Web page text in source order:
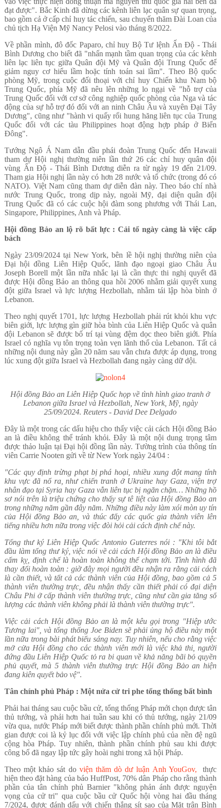
đạt được". Bắc Kinh đã dừng các kênh liên lạc quân sự quan trọng,
bao gồm cả ở cấp chỉ huy tác chiến, sau chuyến thăm Đài Loan của
chủ tịch Hạ Viện Mỹ Nancy Pelosi vào tháng 8/2022.
Về phần mình, đô đốc Paparo, chỉ huy Bộ Tư lệnh Ấn Độ - Thái
Bình Dương cho biết đã "nhấn mạnh tầm quan trọng của các kênh
liên lạc liên tục giữa Quân đội Mỹ và Quân đội Trung Quốc để
giảm nguy cơ hiểu lầm hoặc tính toán sai lầm". Theo Bộ quốc
phòng Mỹ, trong cuộc đối thoại với chỉ huy Chiến khu Nam bộ
Trung Quốc, phía Mỹ đã nêu lên những lo ngại về "hỗ trợ của
Trung Quốc đối với cơ sở công nghiệp quốc phòng của Nga và tác
động của sự hỗ trợ đó đối với an ninh Châu Âu và xuyên Đại Tây
Dương", cũng như "hành vi quấy rối hung hăng liên tục của Trung
Quốc đối với các tàu Philippines hoạt động hợp pháp ở Biển
Đông".
Tướng Ngô Á Nam dẫn đầu phái đoàn Trung Quốc đến Hawaii
tham dự Hội nghị thường niên lần thứ 26 các chỉ huy quân đội
vùng Ấn Độ - Thái Bình Dương diễn ra từ ngày 19 đến 21/09.
Tham gia Hội nghị lần này có hơn 28 nước và tổ chức (trong đó có
NATO). Việt Nam cũng tham dự diễn đàn này. Theo báo chí nhà
nước Trung Quốc, trong dịp này, ngoài Mỹ, đại diện quân đội
Trung Quốc đã có các cuộc hội đàm song phương với Thái Lan,
Singapore, Philippines, Anh và Pháp.
Hội đồng Bảo an lộ rõ bất lực : Cải tổ ngày càng là việc cấp
bách
Ngày 23/09/2024 tại New York, bên lề hội nghị thường niên của
Đại hội đồng Liên Hiệp Quốc, lãnh đạo ngoại giao Châu Âu
Joseph Borell một lần nữa nhắc lại là cần thực thi nghị quyết đã
được Hội đồng Bảo an thông qua hồi 2006 nhằm giải quyết xung
đột giữa Israel và lực lượng Hezbollah, nhằm tái lập hòa bình ở
Lebanon.
Theo nghị quyết 1701, lực lượng Hezbollah phải rút khỏi khu vực
biên giới lực lượng gìn giữ hòa bình của Liên Hiệp Quốc và quân
đội Lebanon sẽ được bố trí tại vùng đệm dọc theo biên giới. Phía
Israel có nghĩa vụ tôn trọng toàn vẹn lãnh thổ của Lebanon. Tất cả
những nội dung này gần 20 năm sau vẫn chưa được áp dụng, trong
lúc xung đột giữa Israel và Hezbollah đang ngày càng dữ dội.
Hội đồng Bảo an Liên Hiệp Quốc họp về tình hình giao tranh ở
Lebanon giữa Israel và Hezbollah, New York, Mỹ, ngày
25/09/2024. Reuters - David Dee Delgado
Đây là một trong các dấu hiệu cho thấy việc cải cách Hội đồng Bảo
an là điều không thể tránh khỏi. Đây là một nội dung trọng tâm
được thảo luận tại Đại hội đồng lần này. Tường trình của thông tín
viên Carrie Nooten gửi về từ New York ngày 24/04 :
"Các quy định trừng phạt bị phá hoại, nhiều xung đột mang tính
khu vực đã nổ ra, như chiến tranh ở Ukraine hay Gaza, viện trợ
nhân đạo tại Syria hay Gaza vẫn liên tục bị ngăn chặn… Những hồ
sơ nói trên là triệu chứng cho thấy sự tê liệt của Hội đồng Bảo an
trong những năm gần đây năm. Những điều này làm xói mòn uy tín
của Hội đồng Bảo an, và thúc đẩy các quốc gia thành viên lên
tiếng nhiều hơn nữa trong việc đòi hỏi cải cách định chế này.
Tổng thư ký Liên Hiệp Quốc Antonio Guterres nói : "Khi tôi bắt
đầu làm tổng thư ký, việc nói về cải cách Hội đồng Bảo an là điều
cấm kỵ, định chế là hoàn toàn không thể chạm tới. Tình hình đã
thay đổi hoàn toàn : giờ đây mọi người đều nhận ra rằng cải cách
là cần thiết, và tất cả các thành viên của Hội đồng, bao gồm cả 5
thành viên thường trực, đều nhận thấy cần thiết phải có đại diện
Châu Phi ở cấp thành viên thường trực, cũng như cần gia tăng số
lượng các thành viên không phải là thành viên thường trực".
Việc cải cách Hội đồng Bảo an là một kêu gọi trong "Hiệp ước
Tương lai", và tổng thống Joe Bidensẽ phải ủng hộ điều này một
lần nữa trong bài phát biểu sáng nay. Tuy nhiên, nếu cho rằng việc
mở cửa Hội đồng cho các thành viên mới là việc khả thi, người
đứng đầu Liên Hiệp Quốc tỏ ra bi quan về khả năng bãi bỏ quyền
phủ quyết, mà 5 thành viên thường trực Hội đồng Bảo an hiện
đang kiên quyết bảo vệ".
Tân chính phủ Pháp : Một nửa cử tri phe tổng thống bất bình
Phải hai tháng sau cuộc bầu cử, tổng thống Pháp mới chọn được tân
thủ tướng, và phải hơn hai tuần sau khi có thủ tướng, ngày 21/09
vừa qua, nước Pháp mới biết được thành phần chính phủ mới. Thời
gian được coi là kỷ lục đối với việc lập chính phủ của nền đệ ngũ
cộng hòa Pháp. Tuy nhiên, thành phần chính phủ sau khi được
công bố đã ngay lập tức gây hoài nghi trong xã hội Pháp.
Theo một khảo sát do viện thăm dò dư luận Anh YouGov,
thực
hiện theo đặt hàng của báo HuffPost, 70% dân Pháp cho rằng thành
phần của tân chính phủ Barnier "không phản ánh được nguyện
vọng của cử tri" qua cuộc bầu cử Quốc hội vòng hai đầu tháng
7/2024, được đánh dấu với chiến thắng sít sao của Mặt trận Bình